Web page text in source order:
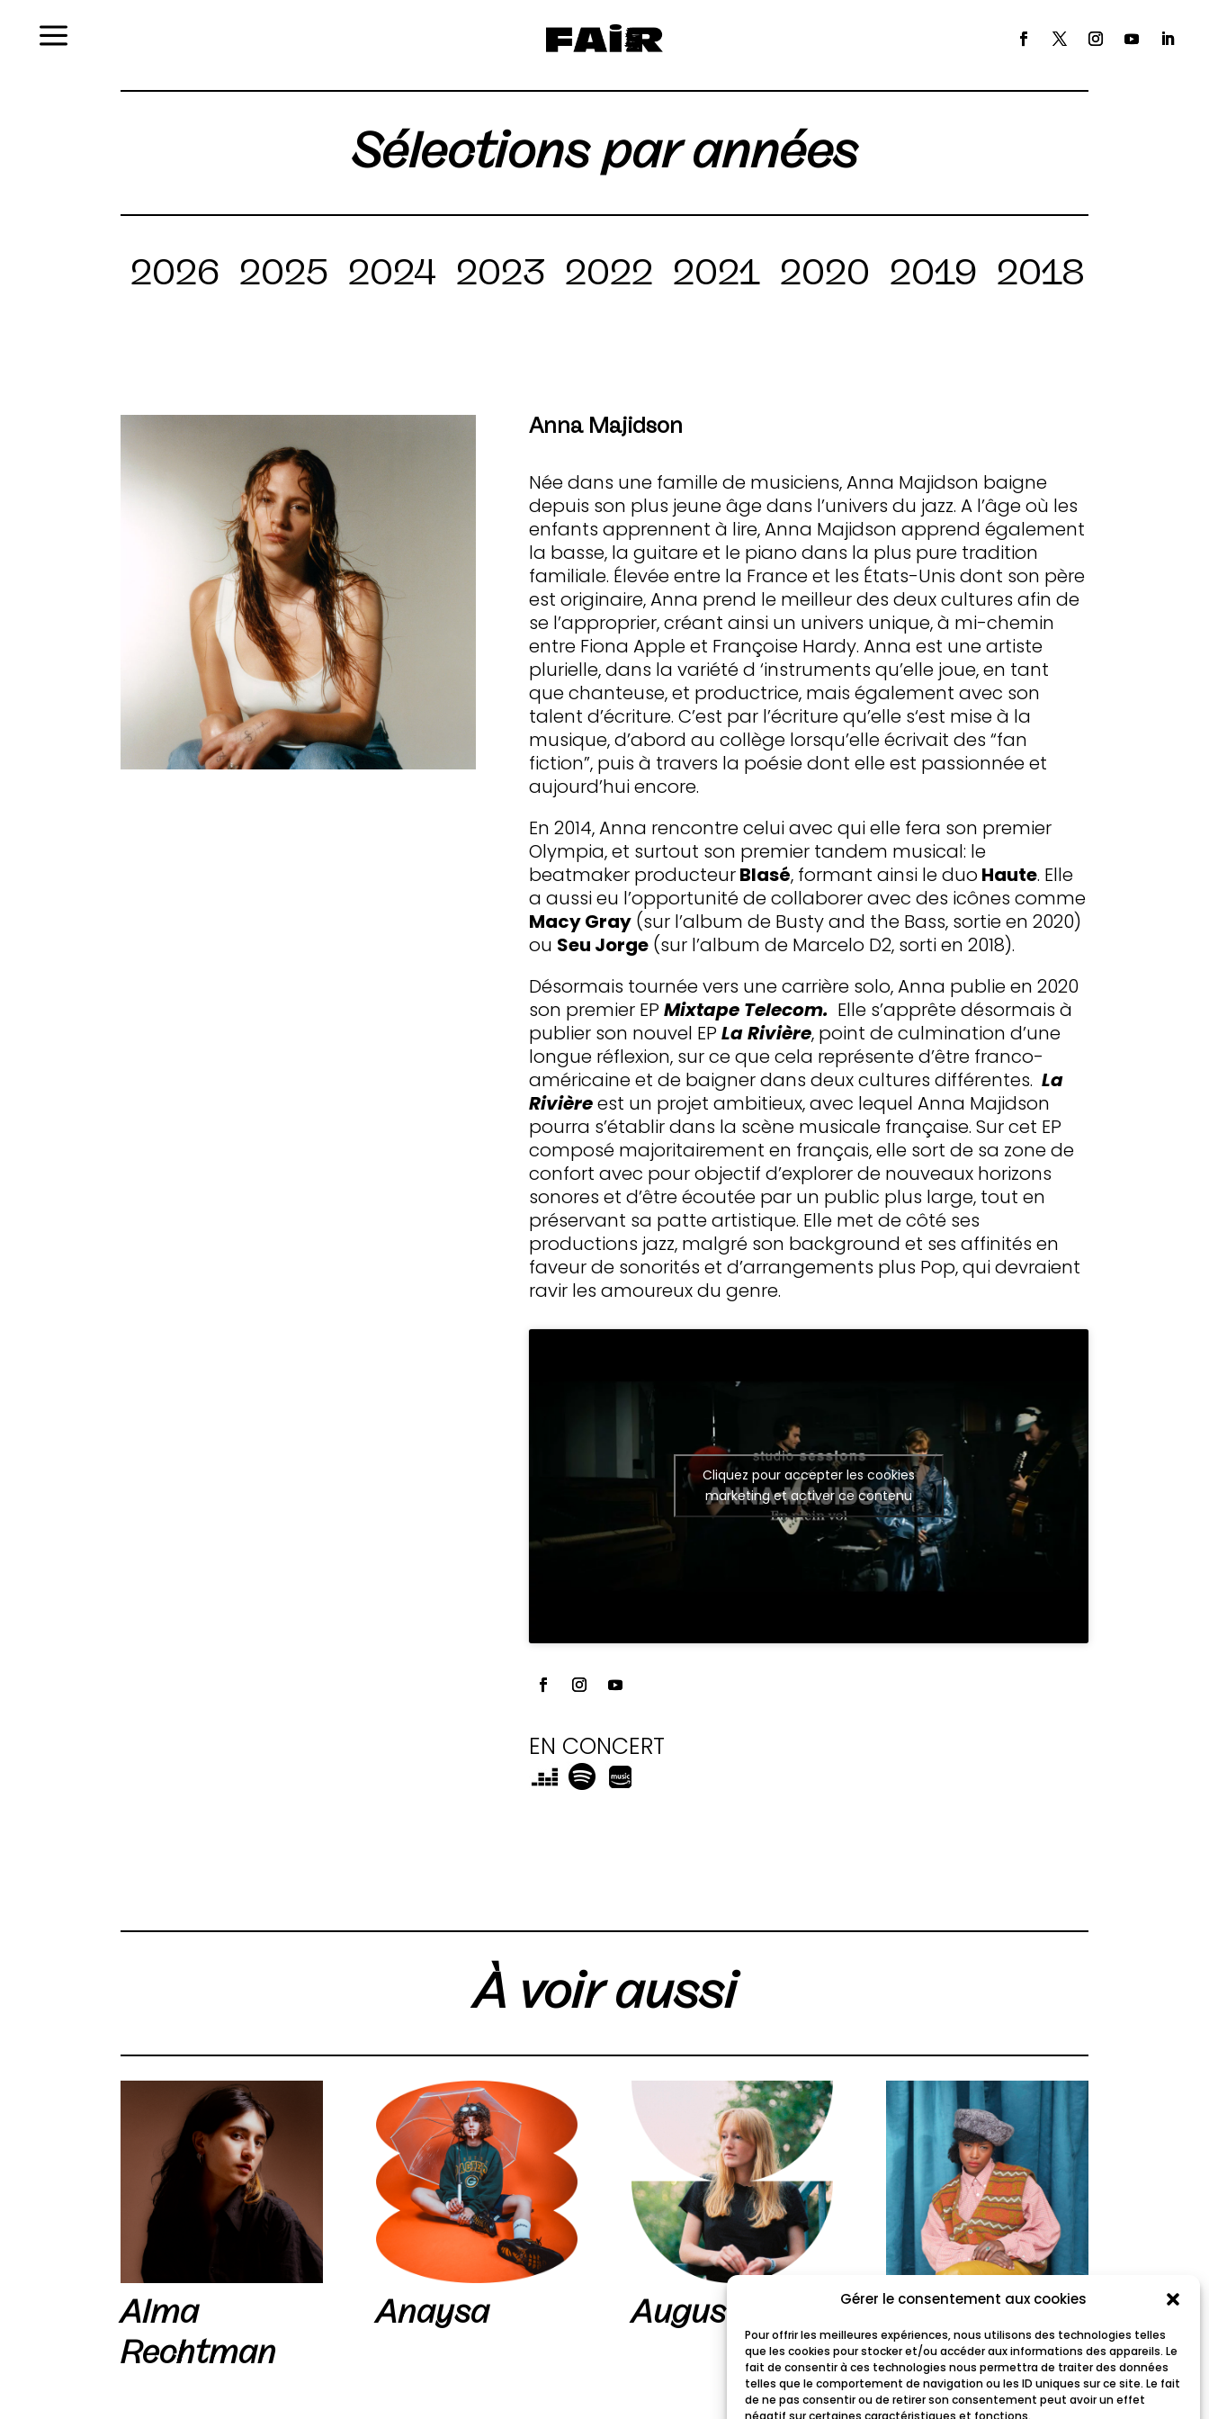
Gérer le consentement aux cookies
Pour offrir les meilleures expériences, nous utilisons des technologies telles
que les cookies pour stocker et/ou accéder aux informations des appareils. Le
fait de consentir à ces technologies nous permettra de traiter des données
telles que le comportement de navigation ou les ID uniques sur ce site. Le fait
de ne pas consentir ou de retirer son consentement peut avoir un effet
négatif sur certaines caractéristiques et fonctions.
Sélections par années
2026 2025 2024 2023 2022 2021 2020 2019 2018
Anna Majidson
Née dans une famille de musiciens, Anna Majidson baigne
depuis son plus jeune âge dans l’univers du jazz. A l’âge où les
enfants apprennent à lire, Anna Majidson apprend également
la basse, la guitare et le piano dans la plus pure tradition
familiale. Élevée entre la France et les États-Unis dont son père
est originaire, Anna prend le meilleur des deux cultures afin de
se l’approprier, créant ainsi un univers unique, à mi-chemin
entre Fiona Apple et Françoise Hardy. Anna est une artiste
plurielle, dans la variété d ‘instruments qu’elle joue, en tant
que chanteuse, et productrice, mais également avec son
talent d’écriture. C’est par l’écriture qu’elle s‘est mise à la
musique, d’abord au collège lorsqu’elle écrivait des “fan
fiction”, puis à travers la poésie dont elle est passionnée et
aujourd’hui encore.
En 2014, Anna rencontre celui avec qui elle fera son premier
Olympia, et surtout son premier tandem musical: le
beatmaker producteurBlasé, formant ainsi le duo Haute. Elle
a aussi eu l’opportunité de collaborer avec des icônes comme
Macy Gray (sur l’album de Busty and the Bass, sortie en 2020)
ou Seu Jorge (sur l’album de Marcelo D2, sorti en 2018).
Désormais tournée vers une carrière solo, Anna publie en 2020
son premier EPMixtape Telecom. Elle s’apprête désormais à
publier son nouvel EPLa Rivière, point de culmination d’une
longue réflexion, sur ce que cela représente d’être franco-
américaine et de baigner dans deux cultures différentes.La
Rivièreest un projet ambitieux, avec lequel Anna Majidson
pourra s’établir dans la scène musicale française. Sur cet EP
composé majoritairement en français, elle sort de sa zone de
confort avec pour objectif d’explorer de nouveaux horizons
sonores et d’être écoutée par un public plus large, tout en
préservant sa patte artistique. Elle met de côté ses
productions jazz, malgré son background et ses affinités en
faveur de sonorités et d’arrangements plus Pop, qui devraient
ravir les amoureux du genre.
Cliquez pour accepter les cookies
marketing et activer ce contenu
EN CONCERT
À voir aussi
Alma
Rechtman
Anaysa Augusta Anaïs Rosso